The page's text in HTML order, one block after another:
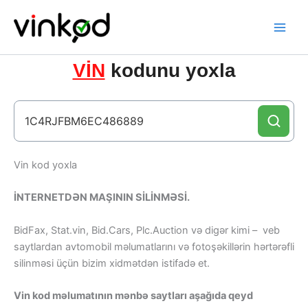
content
VİN kodunu yoxla
Vin kod yoxla
İNTERNETDƏN MAŞININ SİLİNMƏSİ.
BidFax, Stat.vin, Bid.Cars, Plc.Auction və digər kimi – veb
saytlardan avtomobil məlumatlarını və fotoşəkillərin hərtərəfli
silinməsi üçün bizim xidmətdən istifadə et.
Vin kod məlumatının mənbə saytları aşağıda qeyd